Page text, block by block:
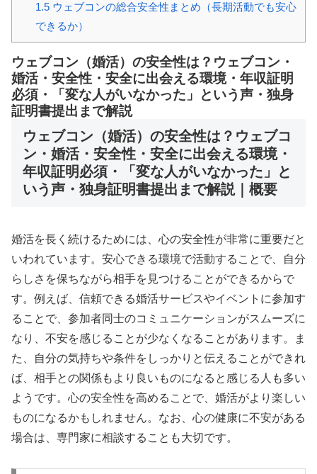
1.5ウェブコンの総合安全性まとめ（長期活動でも安心
できるか）
ウェブコン（婚活）の安全性は？ウェブコン・
婚活・安全性・安全に出会える環境・年収証明
必須・「変な人がいなかった」という声・独身
証明書提出まで解説
ウェブコン（婚活）の安全性は？ウェブコ
ン・婚活・安全性・安全に出会える環境・
年収証明必須・「変な人がいなかった」と
いう声・独身証明書提出まで解説｜概要
婚活を長く続けるためには、心の安全性が非常に重要だと
いわれています。安心できる環境で活動することで、自分
らしさを保ちながら相手を見つけることができるからで
す。例えば、信頼できる婚活サービスやイベントに参加す
ることで、参加者同士のコミュニケーションがスムーズに
なり、不安を感じることが少なくなることがあります。ま
た、自分の気持ちや条件をしっかりと伝えることができれ
ば、相手との関係もより良いものになると感じる人も多い
ようです。心の安全性を高めることで、婚活がより楽しい
ものになるかもしれません。なお、心の健康に不安がある
場合は、専門家に相談することも大切です。